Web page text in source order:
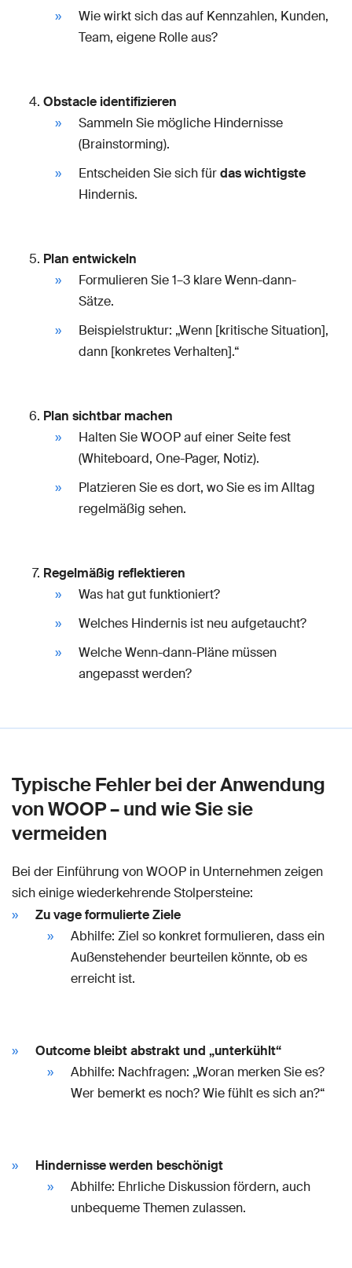
Wie wirkt sich das auf Kennzahlen, Kunden,
Team, eigene Rolle aus?
Obstacle identifizieren
Sammeln Sie mögliche Hindernisse
(Brainstorming).
Entscheiden Sie sich fürdas wichtigste
Hindernis.
Plan entwickeln
Formulieren Sie 1–3 klare Wenn-dann-
Sätze.
Beispielstruktur: „Wenn [kritische Situation],
dann [konkretes Verhalten].“
Plan sichtbar machen
Halten Sie WOOP auf einer Seite fest
(Whiteboard, One-Pager, Notiz).
Platzieren Sie es dort, wo Sie es im Alltag
regelmäßig sehen.
Regelmäßig reflektieren
Was hat gut funktioniert?
Welches Hindernis ist neu aufgetaucht?
Welche Wenn-dann-Pläne müssen
angepasst werden?
Typische Fehler bei der Anwendung
von WOOP – und wie Sie sie
vermeiden
Bei der Einführung von WOOP in Unternehmen zeigen
sich einige wiederkehrende Stolpersteine:
Zu vage formulierte Ziele
Abhilfe: Ziel so konkret formulieren, dass ein
Außenstehender beurteilen könnte, ob es
erreicht ist.
Outcome bleibt abstrakt und „unterkühlt“
Abhilfe: Nachfragen: „Woran merken Sie es?
Wer bemerkt es noch? Wie fühlt es sich an?“
Hindernisse werden beschönigt
Abhilfe: Ehrliche Diskussion fördern, auch
unbequeme Themen zulassen.